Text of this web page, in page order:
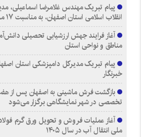
پیام تبریک مهندس غلامرضا اسماعیلی،
انقلاب اسلامی استان اصفهان، به مناسبت ۱۷ مرداد روز خبرنگار
آغاز فرایند جهش ارزشیابی تحصیلی
مناطق و نواحی استان
پیام تبریک مدیرکل دامپزشکی استان
خبرنگار
بازگشت فرش ماشینی به اصفهان پس از
تخصصی در شهر نمایشگاهی برگزار می‌شود
آغاز عملیات فروش و تحویل ورق گرم
ملی انتقال آب در سال ۱۴۰۵